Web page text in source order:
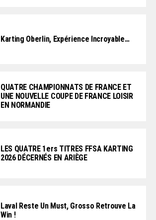
Karting Oberlin, Expérience Incroyable…
QUATRE CHAMPIONNATS DE FRANCE ET
UNE NOUVELLE COUPE DE FRANCE LOISIR
EN NORMANDIE
LES QUATRE 1ers TITRES FFSA KARTING
2026 DÉCERNÉS EN ARIÈGE
Laval Reste Un Must, Grosso Retrouve La
Win !